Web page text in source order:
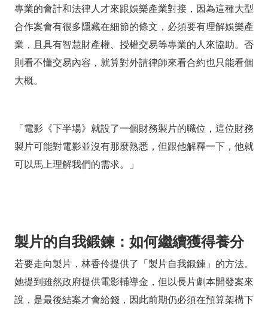
專業的會計和法律人才來跟娛樂產業對接，因為這種大型
合作案會有很多隱藏在細節的條文，必須要有理解娛樂產
業，且具有智慧財產權、授權交易等專業的人來協助。否
則看不懂交易內容，就算對外請律師來看合約也只能看個
大概。
「電影《下半場》就設了一個財務製片的職位，這位財務
製片可能對電影並沒有那麼熟悉，但跟他解釋一下，他就
可以馬上理解我們的需求。」
製片的自我鍛鍊：如何繼續獲得養分
若要走向製片，林香伶提供了「製片自我鍛鍊」的方法。
她提到雖然政府提供電影輔導金，但以長片劇本開發案來
說，是最後結案才會給錢，因此前期仍必須在預算架構下